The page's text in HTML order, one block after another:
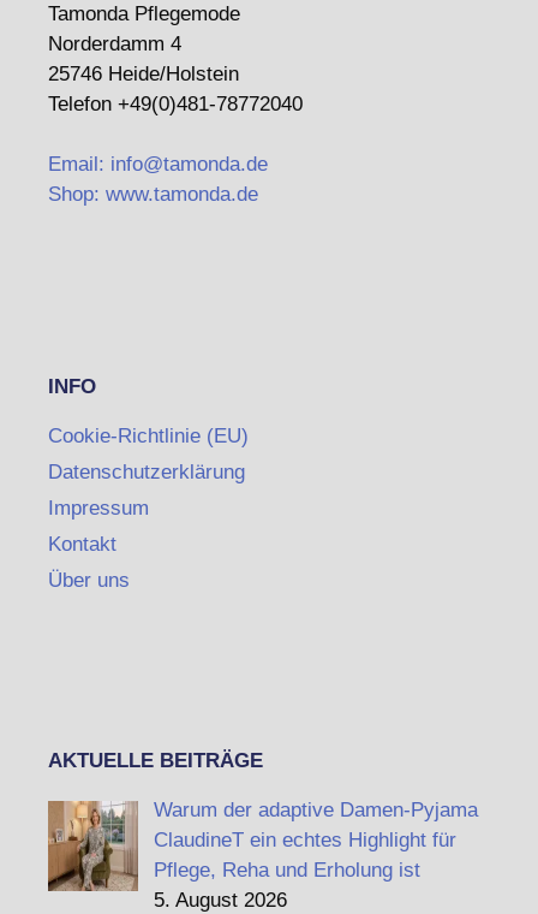
Tamonda Pflegemode
Norderdamm 4
25746 Heide/Holstein
Telefon +49(0)481-78772040
Email: info@tamonda.de
Shop: www.tamonda.de
INFO
Cookie-Richtlinie (EU)
Datenschutzerklärung
Impressum
Kontakt
Über uns
AKTUELLE BEITRÄGE
Warum der adaptive Damen-Pyjama
ClaudineT ein echtes Highlight für
Pflege, Reha und Erholung ist
5. August 2026